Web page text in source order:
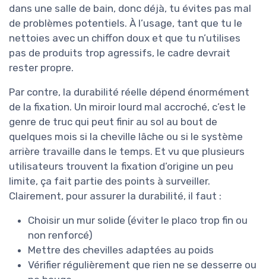
dans une salle de bain, donc déjà, tu évites pas mal
de problèmes potentiels. À l’usage, tant que tu le
nettoies avec un chiffon doux et que tu n’utilises
pas de produits trop agressifs, le cadre devrait
rester propre.
Par contre, la durabilité réelle dépend énormément
de la fixation. Un miroir lourd mal accroché, c’est le
genre de truc qui peut finir au sol au bout de
quelques mois si la cheville lâche ou si le système
arrière travaille dans le temps. Et vu que plusieurs
utilisateurs trouvent la fixation d’origine un peu
limite, ça fait partie des points à surveiller.
Clairement, pour assurer la durabilité, il faut :
Choisir un mur solide (éviter le placo trop fin ou
non renforcé)
Mettre des chevilles adaptées au poids
Vérifier régulièrement que rien ne se desserre ou